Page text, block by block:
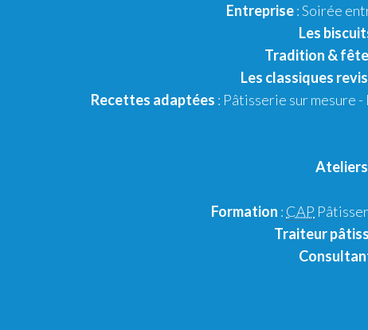
Entreprise: Soirée
Les
Tradition &
Les classiques
Recettes adaptées : Pâtisserie sur mesure -
Formation : CAP
Traiteur